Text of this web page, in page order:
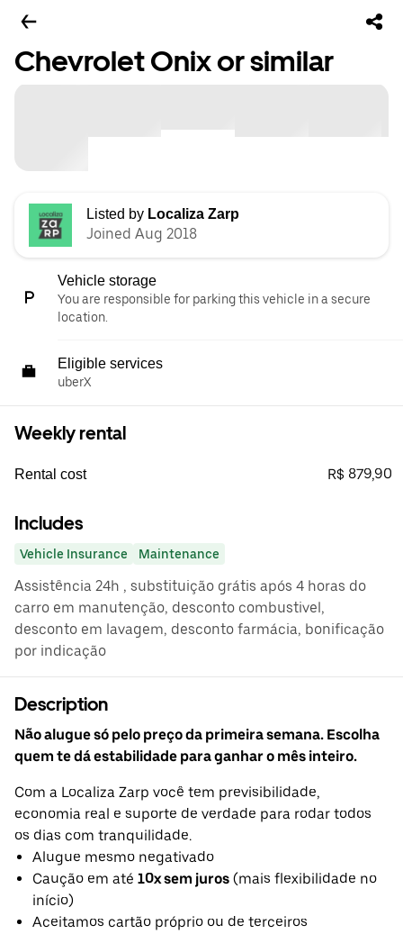
Chevrolet Onix or similar
Listed by Localiza Zarp
Joined Aug 2018
Vehicle storage
You are responsible for parking this vehicle in a secure
location.
Eligible services
uberX
Weekly rental
Rental cost R$ 879,90
Includes
Vehicle Insurance Maintenance
Assistência 24h , substituição grátis após 4 horas do
carro em manutenção, desconto combustivel,
desconto em lavagem, desconto farmácia, bonificação
por indicação
Description
Não alugue só pelo preço da primeira semana. Escolha
quem te dá estabilidade para ganhar o mês inteiro.
Com a Localiza Zarp você tem previsibilidade,
economia real e suporte de verdade para rodar todos
os dias com tranquilidade.
Alugue mesmo negativado
Caução em até 10x sem juros (mais flexibilidade no
início)
Aceitamos cartão próprio ou de terceiros